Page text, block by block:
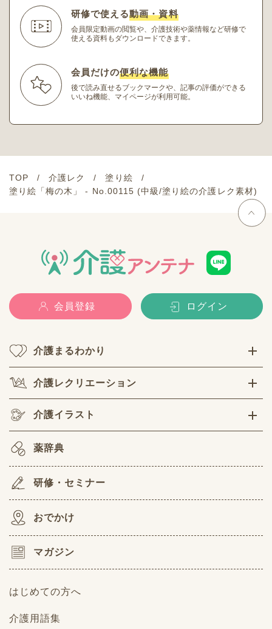
研修で使える動画・資料
会員限定動画の閲覧や、介護技術や薬情報など研修で
使える資料もダウンロードできます。
会員だけの便利な機能
後で読み直せるブックマークや、記事の評価ができる
いいね機能、マイページが利用可能。
TOP 介護レク
塗り絵
塗り絵「梅の木」 - No.00115 (中級/塗り絵の介護レク素材)
会員登録 ログイン
介護まるわかり
介護レクリエーション
介護イラスト
薬辞典
研修・セミナー
おでかけ
マガジン
はじめての方へ
介護用語集